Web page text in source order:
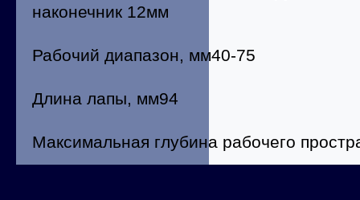
наконечник 12мм
Рабочий диапазон, мм40-75
Длина лапы, мм94
Максимальная глубина рабочего